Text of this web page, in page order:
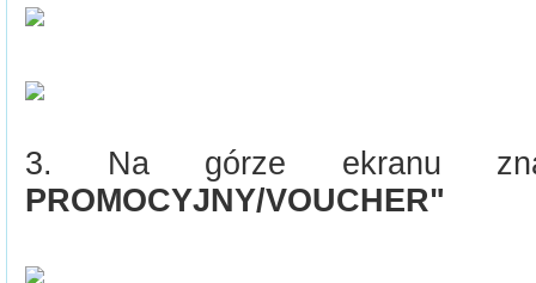
3. Na górze ekranu
PROMOCYJNY/VOUCHER"